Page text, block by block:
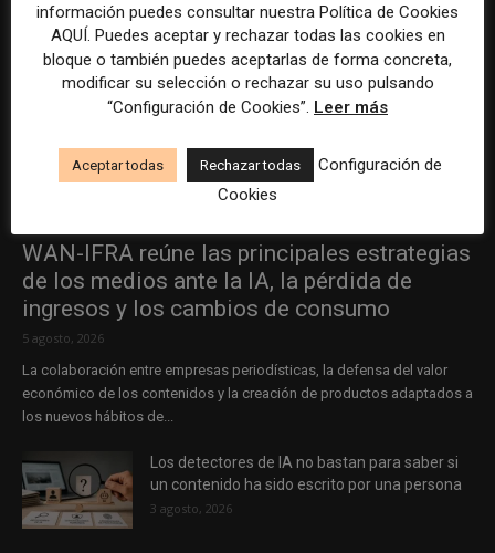
WAN-IFRA reúne las principales estrategias
de los medios ante la IA, la pérdida de
ingresos y los cambios de consumo
5 agosto, 2026
La colaboración entre empresas periodísticas, la defensa del valor
económico de los contenidos y la creación de productos adaptados a
los nuevos hábitos de...
Los detectores de IA no bastan para saber si
un contenido ha sido escrito por una persona
3 agosto, 2026
información puedes consultar nuestra Política de Cookies
AQUÍ. Puedes aceptar y rechazar todas las cookies en
bloque o también puedes aceptarlas de forma concreta,
modificar su selección o rechazar su uso pulsando
“Configuración de Cookies”. Leer más
Aceptar todas Rechazar todas
Configuración de
Cookies